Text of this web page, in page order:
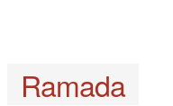
Ramada